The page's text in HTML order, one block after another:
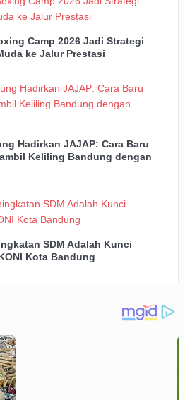
Camp 2026 Jadi Strategi
ke Jalur Prestasi
Hadirkan JAJAP: Cara Baru
Keliling Bandung dengan
SDM Adalah Kunci
Kota Bandung